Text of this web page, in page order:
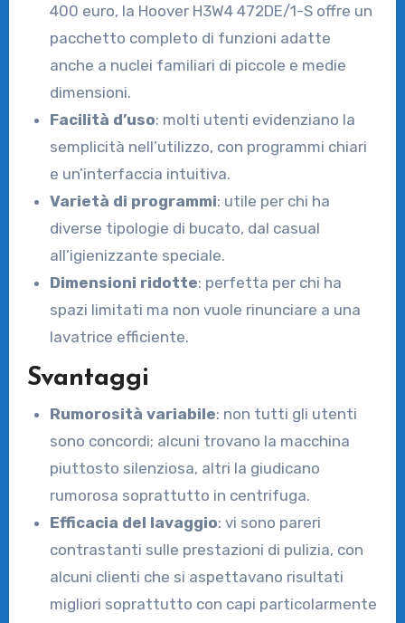
400 euro, la Hoover H3W4 472DE/1-S offre un
pacchetto completo di funzioni adatte
anche a nuclei familiari di piccole e medie
dimensioni.
Facilità d’uso: molti utenti evidenziano la
semplicità nell’utilizzo, con programmi chiari
e un’interfaccia intuitiva.
Varietà di programmi: utile per chi ha
diverse tipologie di bucato, dal casual
all’igienizzante speciale.
Dimensioni ridotte: perfetta per chi ha
spazi limitati ma non vuole rinunciare a una
lavatrice efficiente.
Svantaggi
Rumorosità variabile: non tutti gli utenti
sono concordi; alcuni trovano la macchina
piuttosto silenziosa, altri la giudicano
rumorosa soprattutto in centrifuga.
Efficacia del lavaggio: vi sono pareri
contrastanti sulle prestazioni di pulizia, con
alcuni clienti che si aspettavano risultati
migliori soprattutto con capi particolarmente